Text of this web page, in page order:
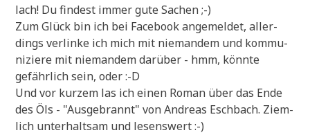
lach! Du fin­dest immer gute Sachen ;-)
Zum Glück bin ich bei Face­book ange­mel­det, aller­
dings ver­lin­ke ich mich mit nie­man­dem und kom­mu­
ni­zie­re mit nie­man­dem dar­über - hmm, könn­te
gefähr­lich sein, oder :-D
Und vor kur­zem las ich einen Roman über das Ende
des Öls - "Aus­ge­brannt" von Andre­as Esch­bach. Ziem­
lich unter­halt­sam und lesenswert :-)